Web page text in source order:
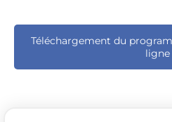
Téléchargement du
ligne